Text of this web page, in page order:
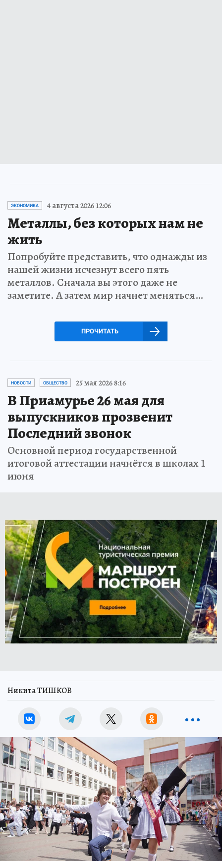
ЭКОНОМИКА 4 августа 2026 12:06
Металлы, без которых нам не
жить
Попробуйте представить, что однажды из
нашей жизни исчезнут всего пять
металлов. Сначала вы этого даже не
заметите. А затем мир начнет меняться…
ПРОЧИТАТЬ
НОВОСТИ ОБЩЕСТВО 25 мая 2026 8:16
В Приамурье 26 мая для
выпускников прозвенит
Последний звонок
Основной период государственной
итоговой аттестации начнётся в школах 1
июня
Никита ТИШКОВ